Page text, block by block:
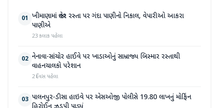
01 ખીમાણામાં જાહેર રસ્તા પર ગંદા પાણીનો નિકાલ, વેપારીઓ આકરા
પાણીએ
23 કલાક પહેલા
02 નેનાવા-સાંચોર હાઈવે પર ખાડાઓનું સામ્રાજ્ય બિસ્માર રસ્તાથી
વાહનચાલકો પરેશાન
2 દિવસ પહેલા
03 પાલનપુર-ડીસા હાઇવે પર એસઓજી પોલીસે 19.80 લાખનું મોર્ફિન